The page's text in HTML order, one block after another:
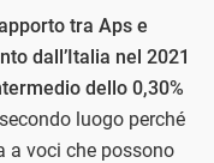
tra Aps e
dall’Italia nel 2021
dello 0,30%
luogo perché
a voci che possono